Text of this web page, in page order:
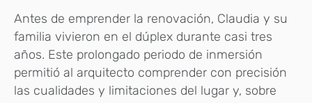
Antes de emprender la renovación, Claudia y su
familia vivieron en el dúplex durante casi tres
años. Este prolongado periodo de inmersión
permitió al arquitecto comprender con precisión
las cualidades y limitaciones del lugar y, sobre